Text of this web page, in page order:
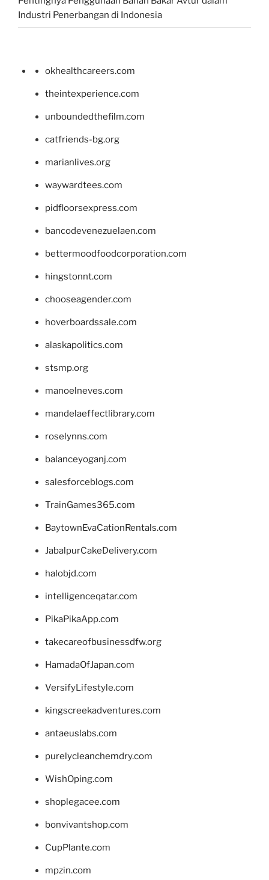
Industri Penerbangan di Indonesia
okhealthcareers.com
theintexperience.com
unboundedthefilm.com
catfriends-bg.org
marianlives.org
waywardtees.com
pidfloorsexpress.com
bancodevenezuelaen.com
bettermoodfoodcorporation.com
hingstonnt.com
chooseagender.com
hoverboardssale.com
alaskapolitics.com
stsmp.org
manoelneves.com
mandelaeffectlibrary.com
roselynns.com
balanceyoganj.com
salesforceblogs.com
TrainGames365.com
BaytownEvaCationRentals.com
JabalpurCakeDelivery.com
halobjd.com
intelligenceqatar.com
PikaPikaApp.com
takecareofbusinessdfw.org
HamadaOfJapan.com
VersifyLifestyle.com
kingscreekadventures.com
antaeuslabs.com
purelycleanchemdry.com
WishOping.com
shoplegacee.com
bonvivantshop.com
CupPlante.com
mpzin.com